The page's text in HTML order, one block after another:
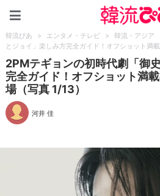
韓流ぴあ > エンタメ・テレビ > 韓流・アジア
とジョイ」楽しみ方完全ガイド！オフショット満
2PMテギョンの初時代劇「御
完全ガイド！オフショット満
場（写真 1/13）
河井 佳